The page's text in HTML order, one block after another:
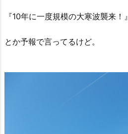
『10年に一度規模の大寒波襲来！』
とか予報で言ってるけど。